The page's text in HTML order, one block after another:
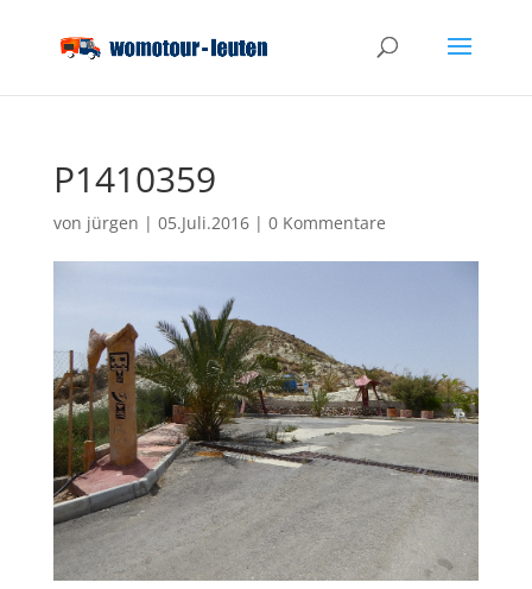
P1410359
von jürgen | 05.Juli.2016| 0 Kommentare